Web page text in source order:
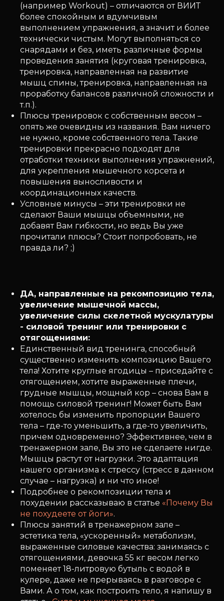
(например Workout) – отличаются от ВИИТ
более спокойным и вдумчивым
выполнением упражнения, а значит и более
технически чистым. Могут выполняться со
снарядами и без, иметь различные формы
проведения занятия (круговая тренировка,
тренировка, направленная на развитие
мышц спины, тренировка, направленная на
проработку балансов различной сложности и
т.п.).
Плюсы тренировок с собственным весом –
опять же очевидны из названия. Вам ничего
не нужно, кроме собственного тела. Такие
тренировки прекрасно подходят для
отработки техники выполнения упражнений,
для укрепления мышечного корсета и
повышения выносливости и
координационных качеств.
Условные минусы – эти тренировки не
сделают Ваши мышцы объемными, не
добавят Вам гибкости, но ведь Вы уже
прочитали плюсы? Стоит попробовать, не
правда ли? ;)
ДА, направленные на рекомпозицию тела,
увеличение мышечной массы,
увеличение силы скелетной мускулатуры
- силовой тренинг или тренировки с
отягощениями:
Единственный вид тренинга, способный
существенно изменить композицию Вашего
тела! Хотите круглые ягодицы – приседайте с
отягощением, хотите выраженные плечи,
грудные мышцы, мощный кор – снова Вам в
помощь силовой тренинг! Может быть Вам
хотелось бы изменить пропорции Вашего
тела – где-то уменьшить, а где-то увеличить,
причем одновременно? Эффективнее, чем в
тренажерном зале, Вы это не сделаете нигде.
Мышцы растут от нагрузки. Это адаптация
нашего организма к стрессу (стресс в данном
случае – нагрузка) и ни что иное!
Подробнее о рекомпозиции тела и
похудении рассказываю в статье «Почему Вы
не похудеете от йоги».
Плюсы занятий в тренажерном зале –
эстетика тела, «ускоренный» метаболизм,
выраженные силовые качества: занимаясь с
отягощениями, девочка 55 кг весом легко
поменяет 18-литровую бутыль с водой в
кулере, даже не прерываясь в разговоре с
Вами. А о том, как построить тело, я напишу в